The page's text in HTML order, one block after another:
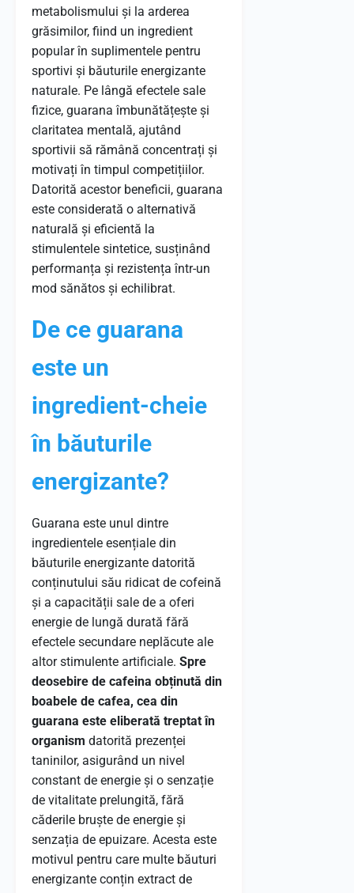
metabolismului și la arderea
grăsimilor, fiind un ingredient
popular în suplimentele pentru
sportivi și băuturile energizante
naturale. Pe lângă efectele sale
fizice, guarana îmbunătățește și
claritatea mentală, ajutând
sportivii să rămână concentrați și
motivați în timpul competițiilor.
Datorită acestor beneficii, guarana
este considerată o alternativă
naturală și eficientă la
stimulentele sintetice, susținând
performanța și rezistența într-un
mod sănătos și echilibrat.
De ce guarana
este un
ingredient-cheie
în băuturile
energizante?
Guarana este unul dintre
ingredientele esențiale din
băuturile energizante datorită
conținutului său ridicat de cofeină
și a capacității sale de a oferi
energie de lungă durată fără
efectele secundare neplăcute ale
altor stimulente artificiale. Spre
deosebire de cafeina obținută din
boabele de cafea, cea din
guarana este eliberată treptat în
organism datorită prezenței
taninilor, asigurând un nivel
constant de energie și o senzație
de vitalitate prelungită, fără
căderile bruște de energie și
senzația de epuizare. Acesta este
motivul pentru care multe băuturi
energizante conțin extract de